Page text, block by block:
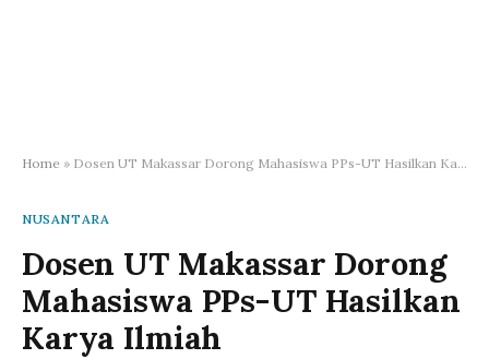
Home » Dosen UT Makassar Dorong Mahasiswa PPs-UT Hasilkan Karya Ilmiah
NUSANTARA
Dosen UT Makassar Dorong
Mahasiswa PPs-UT Hasilkan
Karya Ilmiah